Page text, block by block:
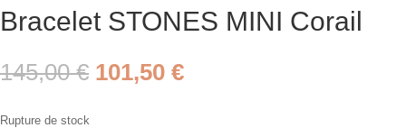
Bracelet STONES MINI Corail
145,00€ Le
101,50 €Le
Rupture de stock